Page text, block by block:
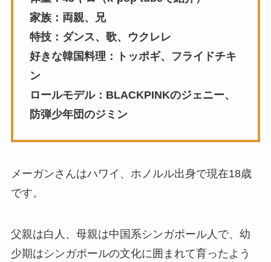
家族：両親、兄
特技：ダンス、歌、ウクレレ
好きな韓国料理：トッポギ、フライドチキ
ン
ロールモデル：BLACKPINKのジェニー、
防弾少年団のジミン
メーガンさんはハワイ、ホノルル出身で現在18歳
です。
父親は白人、母親は中国系シンガポール人で、幼
少期はシンガポールの文化に囲まれて育ったよう